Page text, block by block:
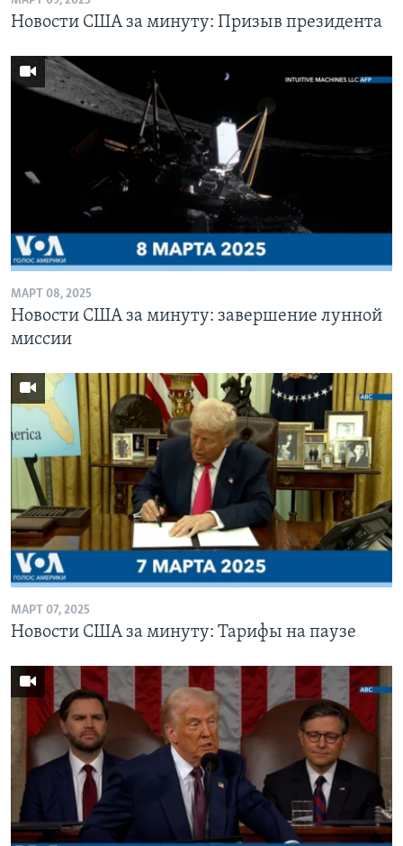
Новости США за минуту: Призыв президента
МАРТ 08, 2025
Новости США за минуту: завершение лунной
миссии
МАРТ 07, 2025
Новости США за минуту: Тарифы на паузе